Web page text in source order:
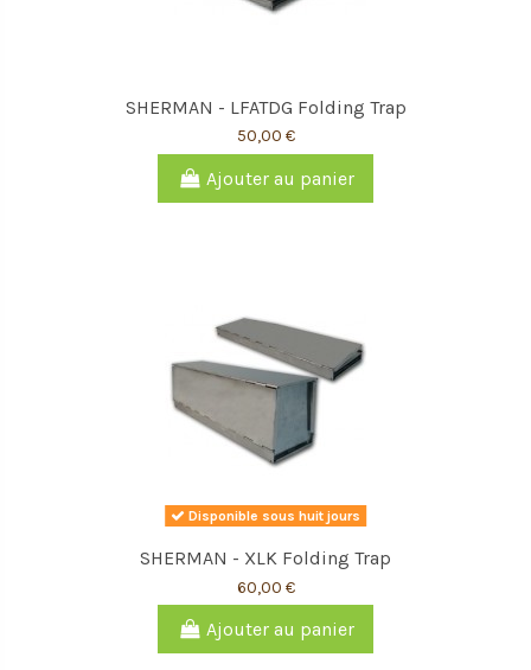
SHERMAN - LFATDG Folding Trap
50,00 €
Ajouter au panier
Disponible sous huit jours
SHERMAN - XLK Folding Trap
60,00 €
Ajouter au panier